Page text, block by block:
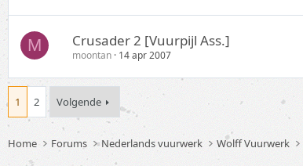
M Crusader 2 [Vuurpijl Ass.]
moontan 14 apr 2007
1 2 Volgende
Home Forums Nederlands vuurwerk Wolff Vuurwerk